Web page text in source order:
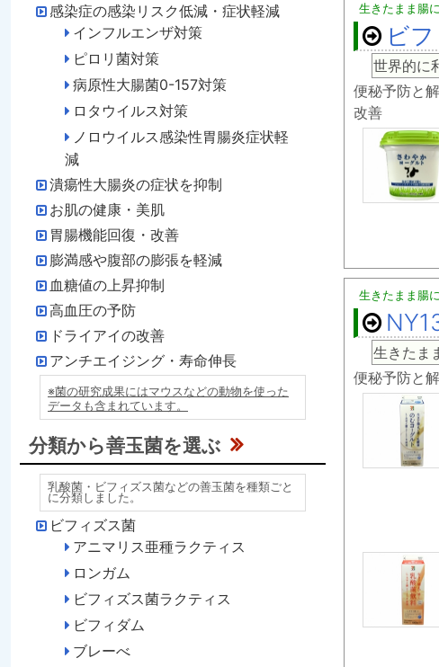
生きたまま腸
ビ
世界的に
便秘予防と
改善
生きたまま腸
生きたま
便秘予防と
感染症の感染リスク低減・症状軽減
インフルエンザ対策
ピロリ菌対策
病原性大腸菌0-157対策
ロタウイルス対策
ノロウイルス感染性胃腸炎症状軽
減
潰瘍性大腸炎の症状を抑制
お肌の健康・美肌
胃腸機能回復・改善
膨満感や腹部の膨張を軽減
血糖値の上昇抑制
高血圧の予防
ドライアイの改善
アンチエイジング・寿命伸長
※菌の研究成果にはマウスなどの動物を使った
データも含まれています。
分類から善玉菌を選ぶ
乳酸菌・ビフィズス菌などの善玉菌を種類ごと
に分類しました。
ビフィズス菌
アニマリス亜種ラクティス
ロンガム
ビフィズス菌ラクティス
ビフィダム
ブレーべ